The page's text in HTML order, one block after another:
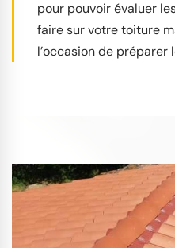
pour pouvoir évaluer
faire sur votre toiture
l’occasion de préparer